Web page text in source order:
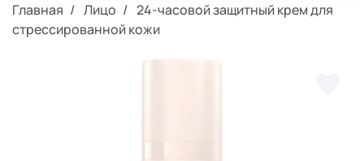
Главная Лицо
24-часовой защитный крем для
стрессированной кожи